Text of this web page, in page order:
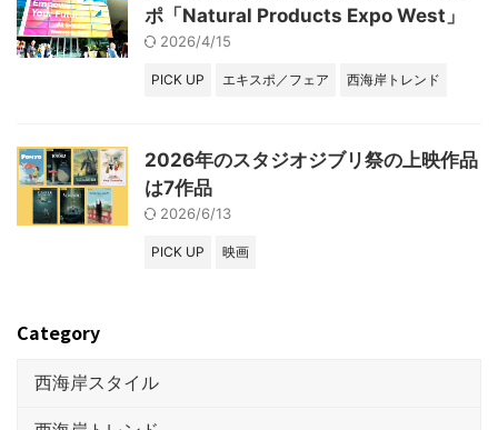
ポ「Natural Products Expo West」
2026/4/15
PICK UP エキスポ／フェア 西海岸トレンド
2026年のスタジオジブリ祭の上映作品
は7作品
2026/6/13
PICK UP 映画
Category
西海岸スタイル